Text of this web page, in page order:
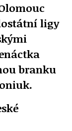
ligy
branku